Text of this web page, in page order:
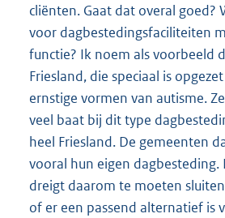
cliënten. Gaat dat overal goed?
voor dagbestedingsfaciliteiten
functie? Ik noem als voorbeeld
Friesland, die speciaal is
ernstige vormen van autisme.
veel baat bij dit type
heel Friesland. De gemeenten
vooral hun eigen
dreigt daarom te moeten
of er een passend alternatief is